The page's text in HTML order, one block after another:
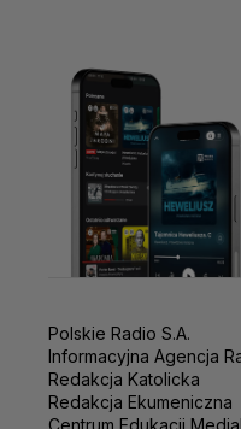
Polskie Radio S.A.
Informacyjna Agencja
Redakcja Katolicka
Redakcja Ekumeniczna
Centrum Edukacji